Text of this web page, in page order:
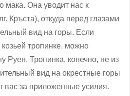
мака. Она уводит нас к
Кръста), откуда перед глазами
вид на горы. Если
тропинке, можно
Руен. Тропинка, конечно, не из
вид на окрестные горы
вас за приложенные усилия.